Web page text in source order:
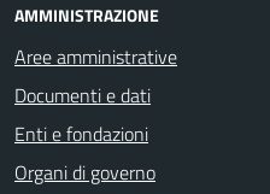
AMMINISTRAZIONE
Aree amministrative
Documenti e dati
Enti e fondazioni
Organi di governo